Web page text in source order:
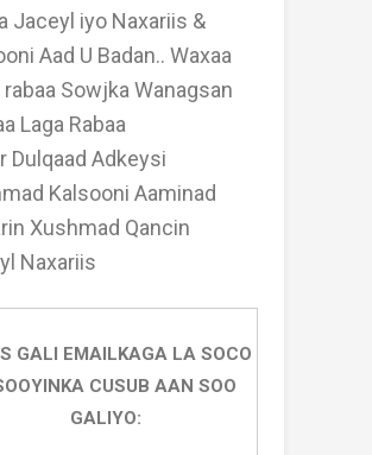
Jaceyl iyo Naxariis &
Aad U Badan.. Waxaa
rabaa Sowjka Wanagsan
Laga Rabaa
Dulqaad Adkeysi
Kalsooni Aaminad
Xushmad Qancin
Naxariis
GALI EMAILKAGA LA SOCO
CUSUB AAN SOO
GALIYO: